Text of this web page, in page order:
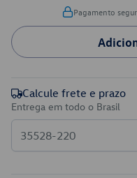
Pagamento
Calcule frete e prazo
Entrega em todo o Brasil